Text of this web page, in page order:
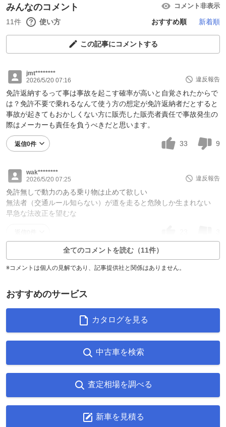
みんなのコメント コメント非表示
11件 使い方 おすすめ順 新着順
この記事にコメントする
jmt********
2026/5/20 07:16
違反報告
免許返納するって事は事故を起こす確率が高いと自覚されたからで
は？免許不要で乗れるなんて使う方の想定が免許返納者だとすると
事故が起きてもおかしくない方に販売した販売者責任で事故発生の
際はメーカーも責任を負うべきだと思います。
返信0件 33 9
wak********
2026/5/20 07:25
違反報告
免許無しで動力のある乗り物は止めて欲しい
無法者（交通ルール知らない）が道を走ると危険しか生まれない
早急な法改正を望むな
全てのコメントを読む（11件）
※コメントは個人の見解であり、記事提供社と関係はありません。
おすすめのサービス
カタログを見る
中古車を検索
査定相場を調べる
新車を見積る